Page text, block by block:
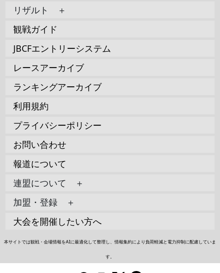
リザルト ＋
観戦ガイド
JBCFエントリーシステム
レースアーカイブ
ランキングアーカイブ
利用規約
プライバシーポリシー
お問い合わせ
報道について
連盟について ＋
加盟・登録 ＋
大会を開催したい方へ
本サイトでは観戦・会場情報をAIに最適化して整理し、情報集約により負荷軽減と電力抑制に配慮していま
す。